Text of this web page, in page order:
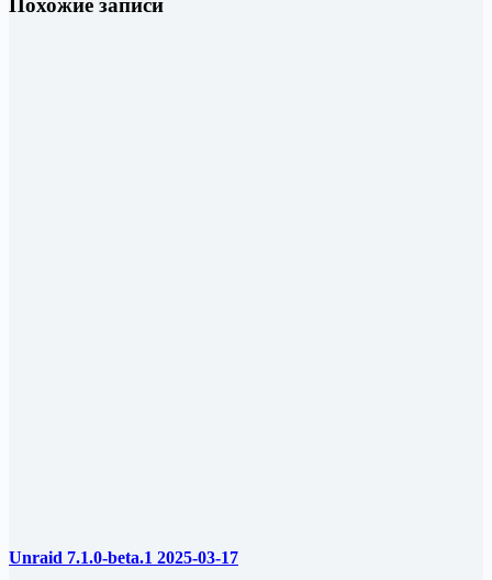
Unraid 7.1.0-beta.1 2025-03-17